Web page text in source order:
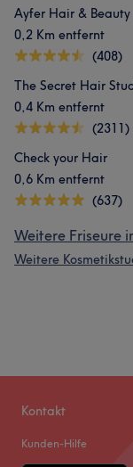
Ayfer Hair & Beauty
0,2 Km entfernt
(408)
The Secret Hair
0,4 Km entfernt
(2311)
Check your Hair
0,6 Km entfernt
(637)
Weitere Friseure
Weitere
Kontakt
Kunden-Hilfe